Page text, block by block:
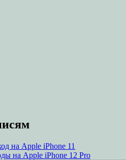
на Apple iPhone 11
на Apple iPhone 12 Pro